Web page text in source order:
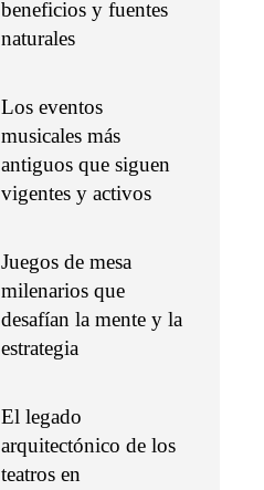
beneficios y fuentes
naturales
Los eventos
musicales más
antiguos que siguen
vigentes y activos
Juegos de mesa
milenarios que
desafían la mente y la
estrategia
El legado
arquitectónico de los
teatros en